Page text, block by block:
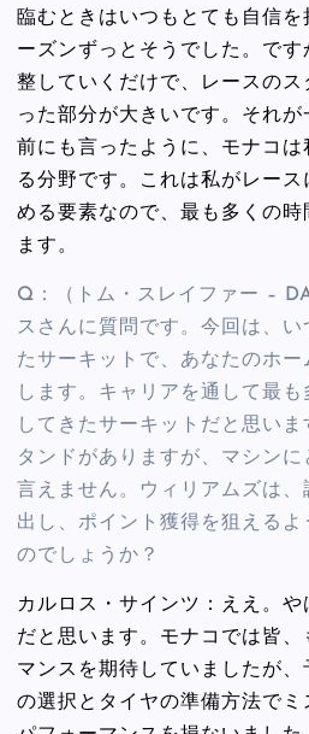
臨むときはいつもとても自信
ーズンずっとそうでした。で
整していくだけで、レースの
った部分が大きいです。それが
前にも言ったように、モナコ
る分野です。これは私がレー
める要素なので、最も多くの
ます。
Q：（トム・スレイファー –
スさんに質問です。今回は、い
たサーキットで、あなたのホ
します。キャリアを通して最
してきたサーキットだと思い
タンドがありますが、マシン
言えません。ウィリアムズは
出し、ポイント獲得を狙える
のでしょうか？
カルロス・サインツ：ええ。
だと思います。モナコでは皆
マンスを期待していましたが
の選択とタイヤの準備方法で